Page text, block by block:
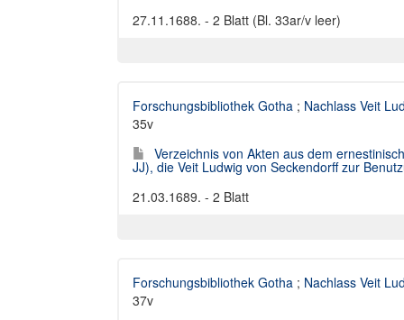
27.11.1688. - 2 Blatt (Bl. 33ar/v leer)
Forschungsbibliothek Gotha ; Nachlass Veit
35v
Verzeichnis von Akten aus dem
JJ), die Veit Ludwig von Seckendorff zur
21.03.1689. - 2 Blatt
Forschungsbibliothek Gotha ; Nachlass Veit
37v